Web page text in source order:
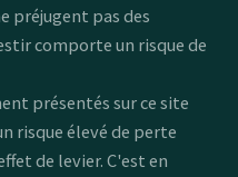
préjugent pas des
comporte un risque de
présentés sur ce site
risque élevé de perte
de levier. C'est en